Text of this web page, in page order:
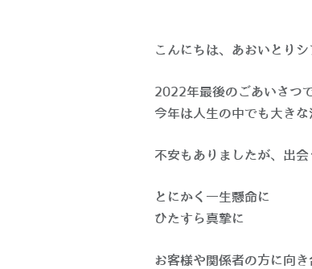
こんにちは、あおいとりシ
2022年最後のごあいさつで
今年は人生の中でも大きな
不安もありましたが、出
とにかく一生懸命に
ひたすら真摯に
お客様や関係者の方に向き